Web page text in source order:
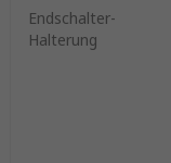
Endschalter-
Halterung